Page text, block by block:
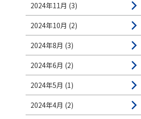
2024年11月 (3)
2024年10月 (2)
2024年8月 (3)
2024年6月 (2)
2024年5月 (1)
2024年4月 (2)